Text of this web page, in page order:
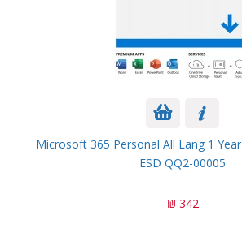
תוכנת אופיס לשנה Microsoft 365 Personal All Lang 1 Year
ESD QQ2-00005
342 ₪